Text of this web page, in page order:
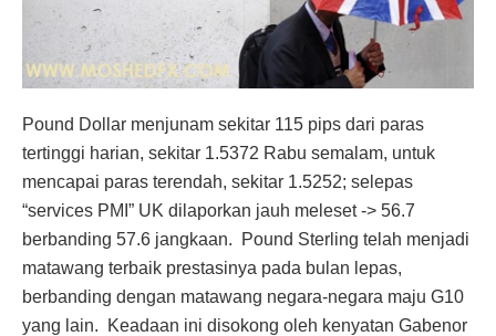
Pound Dollar menjunam sekitar 115 pips dari paras
tertinggi harian, sekitar 1.5372 Rabu semalam, untuk
mencapai paras terendah, sekitar 1.5252; selepas
“services PMI” UK dilaporkan jauh meleset -> 56.7
berbanding 57.6 jangkaan. Pound Sterling telah menjadi
matawang terbaik prestasinya pada bulan lepas,
berbanding dengan matawang negara-negara maju G10
yang lain. Keadaan ini disokong oleh kenyatan Gabenor